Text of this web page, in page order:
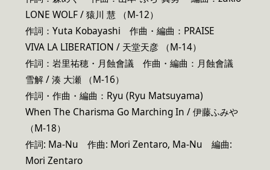
LONE WOLF / 猿川 慧 （M-12）
作詞：Yuta Kobayashi 作曲・編曲：PRAISE
VIVA LA LIBERATION / 天堂天彦 （M-14）
作詞：岩里祐穂・月蝕會議 作曲・編曲：月蝕會議
雪解 / 湊 大瀬 （M-16）
作詞・作曲・編曲：Ryu (Ryu Matsuyama)
When The Charisma Go Marching In / 伊藤ふみや
（M-18）
作詞: Ma-Nu 作曲: Mori Zentaro, Ma-Nu 編曲:
Mori Zentaro